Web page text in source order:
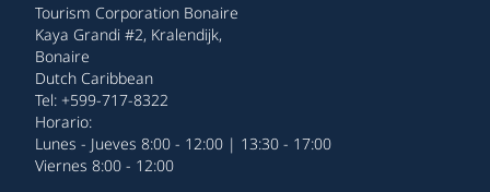
Tourism Corporation Bonaire
Kaya Grandi #2, Kralendijk,
Bonaire
Dutch Caribbean
Tel: +599-717-8322
Horario:
Lunes - Jueves 8:00 - 12:00 | 13:30 - 17:00
Viernes 8:00 - 12:00